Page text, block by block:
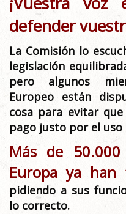
defender
La Comisión lo
legislación
pero algunos
Europeo están
cosa para evitar
pago justo por el
Más de
Europa ya
pidiendo a sus
lo correcto.